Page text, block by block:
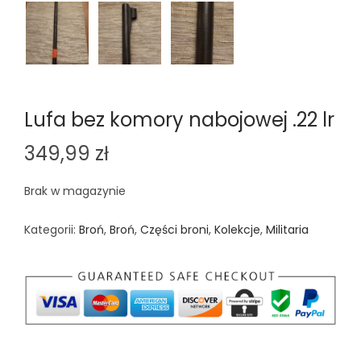
Lufa bez komory nabojowej .22 lr
349,99 zł
Brak w magazynie
Kategorii: Broń, Broń, Części broni, Kolekcje, Militaria